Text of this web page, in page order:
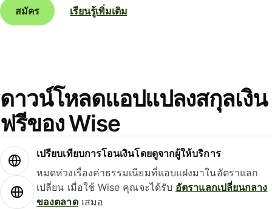
สมัคร เรียนรู้เพิ่มเติม
ดาวน์โหลดแอปแปลงสกุลเงิน
ฟรีของ Wise
เปรียบเทียบการโอนเงินโดยดูจากผู้ให้บริการ
หมดห่วงเรื่องค่าธรรมเนียมที่แอบแฝงมาในอัตราแลก
เปลี่ยน เมื่อใช้ Wise คุณจะได้รับ อัตราแลกเปลี่ยนกลาง
ของตลาดเสมอ